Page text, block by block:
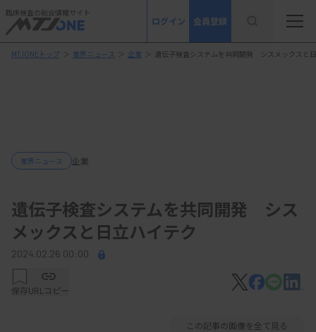
臨床検査の総合情報サイト
ログイン 会員登録
MTJONEトップ ＞ 業界ニュース ＞ 企業 ＞ 遺伝子検査システムを共同開発 シスメックスと
業界ニュース 企業
遺伝子検査システムを共同開発 シス
メックスと日立ハイテク
2024.02.26 00:00
保存URLコピー
この記事の画像を全て見る